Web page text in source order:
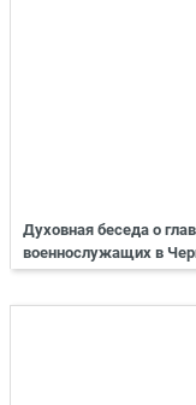
Духовная беседа о
военнослужащих в